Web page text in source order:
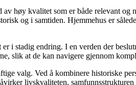
høy kvalitet som er både relevant
og i samtiden. Hjemmehus er
stadig endring. I en verden der
slik at de kan navigere gjennom
valg. Ved å kombinere historiske
livskvaliteten,